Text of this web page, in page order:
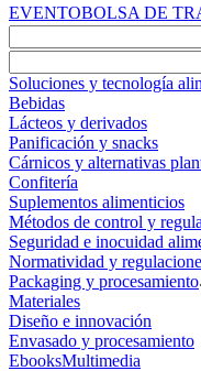
EVENTOBOLSA DE
Soluciones y tecnología
Bebidas
Lácteos y derivados
Panificación y snacks
Cárnicos y alternativas
Confitería
Suplementos alimenticios
Métodos de control y
Seguridad e inocuidad
Normatividad y
Packaging y procesamiento
Materiales
Diseño e innovación
Envasado y procesamiento
EbooksMultimedia